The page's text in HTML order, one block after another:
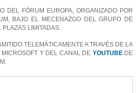
DEL FÓRUM EUROPA, ORGANIZADO POR
BAJO EL MECENAZGO DEL GRUPO DE
LIMITADAS.
TELEMÁTICAMENTE A TRAVÉS DE LA
MICROSOFT Y DEL CANAL DE YOUTUBEDE